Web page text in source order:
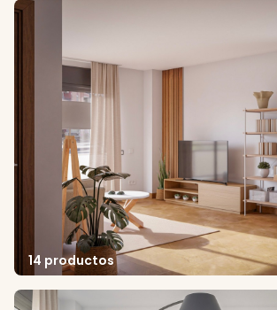
14 productos